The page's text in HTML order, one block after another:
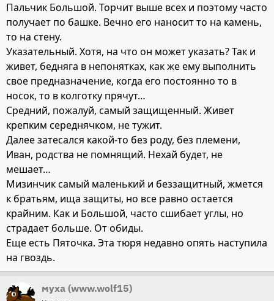
Пальчик Большой. Торчит выше всех и поэтому часто
получает по башке. Вечно его наносит то на камень,
то на стену.
Указательный. Хотя, на что он может указать? Так и
живет, бедняга в непонятках, как же ему выполнить
свое предназначение, когда его постоянно то в
носок, то в колготку прячут…
Средний, пожалуй, самый защищенный. Живет
крепким середнячком, не тужит.
Далее затесался какой-то без роду, без племени,
Иван, родства не помнящий. Нехай будет, не
мешает…
Мизинчик самый маленький и беззащитный, жмется
к братьям, ища защиты, но все равно остается
крайним. Как и Большой, часто сшибает углы, но
страдает больше. От обиды.
Еще есть Пяточка. Эта тюря недавно опять наступила
на гвоздь.
муха (www.wolf15)